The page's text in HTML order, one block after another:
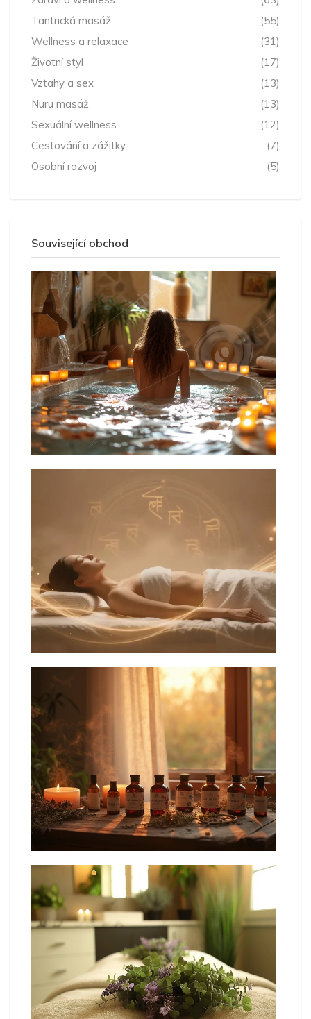
Tantrická masáž
(55)
Wellness a relaxace
(31)
Životní styl
(17)
Vztahy a sex
(13)
Nuru masáž
(13)
Sexuální wellness
(12)
Cestování a zážitky
(7)
Osobní rozvoj
(5)
Související obchod